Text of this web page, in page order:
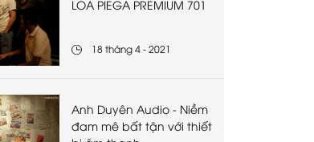
LOA PIEGA PREMIUM 701
18 tháng 4 - 2021
Anh Duyên Audio - Niềm
đam mê bất tận với thiết